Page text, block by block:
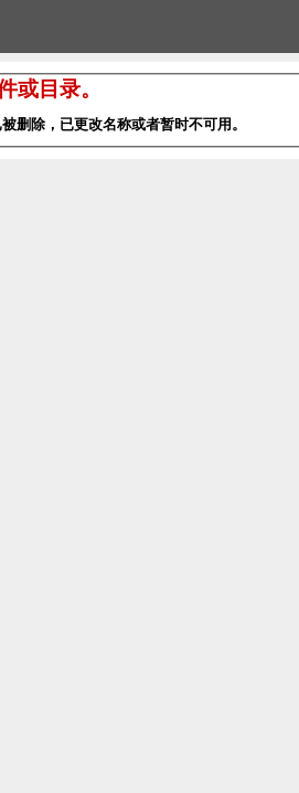
或目录。
删除，已更改名称或者暂时不可用。